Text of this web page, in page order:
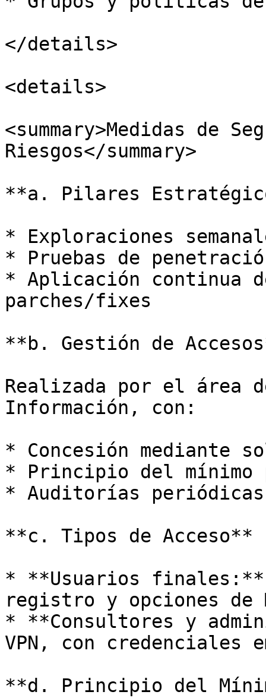
</details>
<details>
<summary>Medidas de
Riesgos</summary>
**a. Pilares
* Exploraciones
* Pruebas de
* Aplicación continua
parches/fixes
**b. Gestión de
Realizada por el área
Información, con:
* Concesión mediante
* Principio del
* Auditorías periódicas
**c. Tipos de Acceso**
* **Usuarios finales:**
registro y opciones de
* **Consultores y
VPN, con credenciales
**d. Principio del